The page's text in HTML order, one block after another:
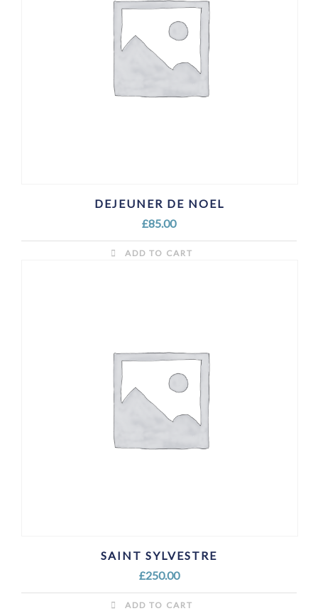
DEJEUNER DE NOEL
£85.00
ADD TO CART
SAINT SYLVESTRE
£250.00
ADD TO CART